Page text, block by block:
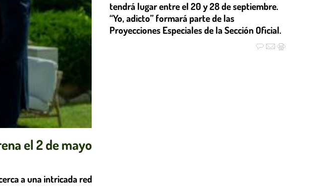
el 2 de mayo
a una intricada red
tendrá lugar entre el 20 y 28 de septiembre.
“Yo, adicto” formará parte de las
Proyecciones Especiales de la Sección Oficial.